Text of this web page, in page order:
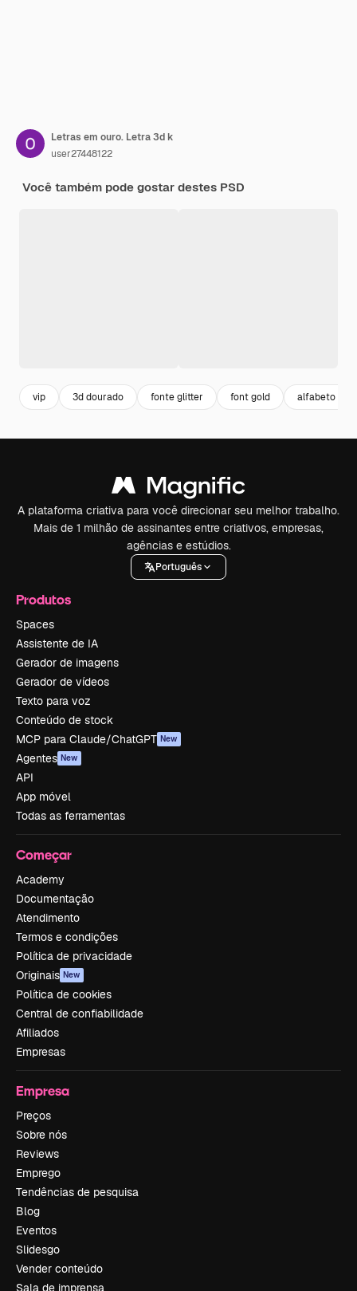
Letras em ouro. Letra 3d k
user27448122
Você também pode gostar destes PSD
vip 3d dourado fonte glitter font gold alfabeto
A plataforma criativa para você direcionar seu melhor trabalho.
Mais de 1 milhão de assinantes entre criativos, empresas,
agências e estúdios.
Português
Produtos
Spaces
Assistente de IA
Gerador de imagens
Gerador de vídeos
Texto para voz
Conteúdo de stock
MCP para Claude/ChatGPT New
Agentes New
API
App móvel
Todas as ferramentas
Começar
Academy
Documentação
Atendimento
Termos e condições
Política de privacidade
Originais New
Política de cookies
Central de confiabilidade
Afiliados
Empresas
Empresa
Preços
Sobre nós
Reviews
Emprego
Tendências de pesquisa
Blog
Eventos
Slidesgo
Vender conteúdo
Sala de imprensa